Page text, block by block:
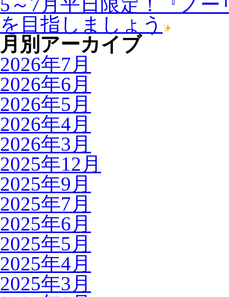
を目指しましょう
月別アーカイブ
2026年7月
2026年6月
2026年5月
2026年4月
2026年3月
2025年12月
2025年9月
2025年7月
2025年6月
2025年5月
2025年4月
2025年3月